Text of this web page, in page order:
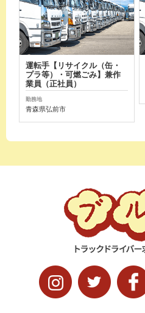
運転手【リサイクル（缶・
プラ等）・可燃ごみ】兼作
業員（正社員）
勤務地
青森県弘前市